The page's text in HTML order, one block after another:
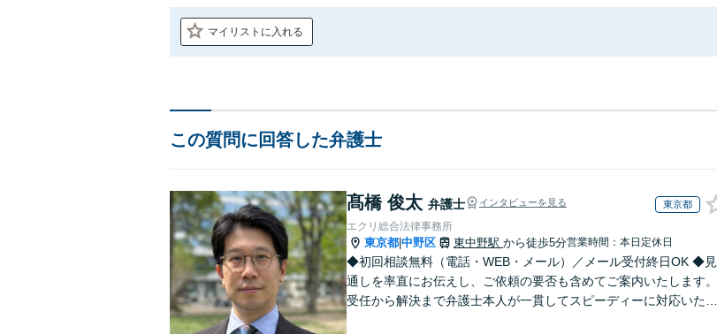
マイリストに入れる
この質問に回答した弁護士
髙橋 俊太 弁護士 インタビューを見る 東京都
エクリ総合法律事務所
東京都 中野区 東中野駅 から徒歩5分営業時間：本日定休日
◆初回相談無料（電話・WEB・メール）／メール受付終日OK ◆見
通しを率直にお伝えし、ご依頼の要否も含めてご案内いたします。
受任から解決まで弁護士本人が一貫してスピーディーに対応いたし